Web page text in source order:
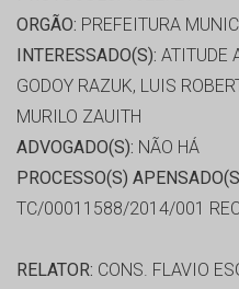
ORGÃO: PREFEITURA
INTERESSADO(S): ATITUDE
GODOY RAZUK, LUIS
MURILO ZAUITH
ADVOGADO(S): NÃO HÁ
PROCESSO(S)
TC/00011588/2014/001
RELATOR: CONS. FLAVIO